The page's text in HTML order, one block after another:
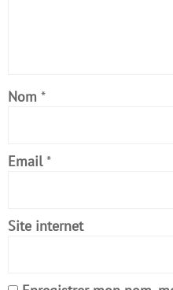
Nom *
Email *
Site internet